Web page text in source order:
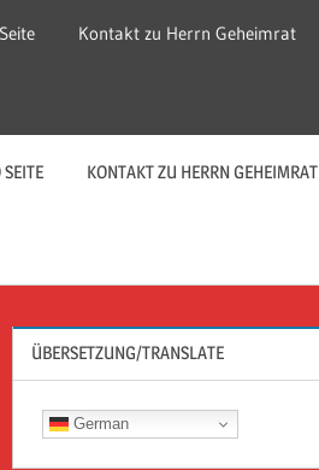
Kontakt zu Herrn Geheimrat
KONTAKT ZU HERRN GEHEIMRAT
ÜBERSETZUNG/TRANSLATE
German